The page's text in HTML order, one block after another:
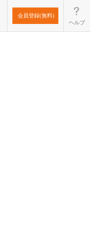
会員登録(無料)
ヘルプ